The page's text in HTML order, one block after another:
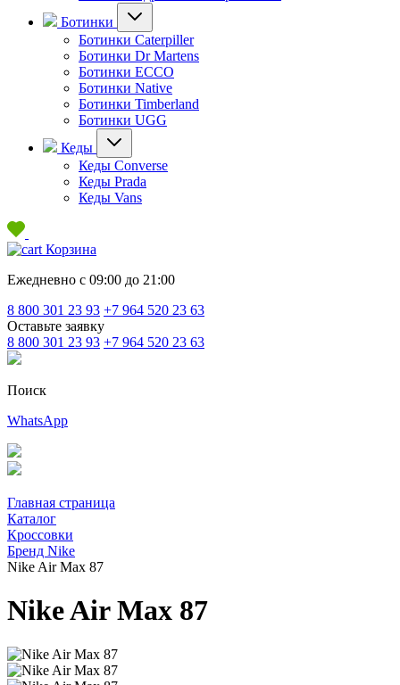
Ботинки
Ботинки Caterpiller
Ботинки Dr Martens
Ботинки ECCO
Ботинки Native
Ботинки Timberland
Ботинки UGG
Кеды
Кеды Converse
Кеды Prada
Кеды Vans
Корзина
Ежедневно с 09:00 до 21:00
8 800 301 23 93 +7 964 520 23 63
Оставьте заявку
8 800 301 23 93 +7 964 520 23 63
Поиск
WhatsApp
Главная страница
Каталог
Кроссовки
Бренд Nike
Nike Air Max 87
Nike Air Max 87